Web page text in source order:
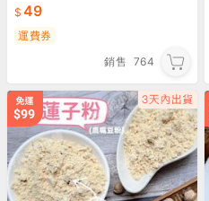
49
運費券
銷售 764